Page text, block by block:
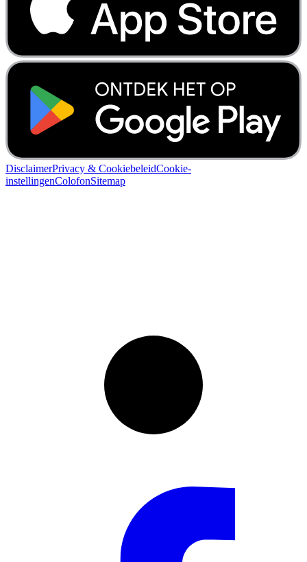
DisclaimerPrivacy & CookiebeleidCookie-
instellingenColofonSitemap